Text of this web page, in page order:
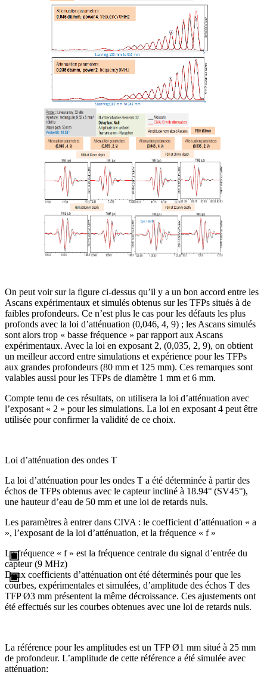
On peut voir sur la figure ci-dessus qu’il y a un bon accord entre les
Ascans expérimentaux et simulés obtenus sur les TFPs situés à de
faibles profondeurs. Ce n’est plus le cas pour les défauts les plus
profonds avec la loi d’atténuation (0,046, 4, 9) ; les Ascans simulés
sont alors trop « basse fréquence » par rapport aux Ascans
expérimentaux. Avec la loi en exposant 2, (0,035, 2, 9), on obtient
un meilleur accord entre simulations et expérience pour les TFPs
aux grandes profondeurs (80 mm et 125 mm). Ces remarques sont
valables aussi pour les TFPs de diamètre 1 mm et 6 mm.
Compte tenu de ces résultats, on utilisera la loi d’atténuation avec
l’exposant « 2 » pour les simulations. La loi en exposant 4 peut être
utilisée pour confirmer la validité de ce choix.
Loi d’atténuation des ondes T
La loi d’atténuation pour les ondes T a été déterminée à partir des
échos de TFPs obtenus avec le capteur incliné à 18.94° (SV45°),
une hauteur d’eau de 50 mm et une loi de retards nuls.
Les paramètres à entrer dans CIVA : le coefficient d’atténuation « a
», l’exposant de la loi d’atténuation, et la fréquence « f »
La fréquence « f » est la fréquence centrale du signal d’entrée du
capteur (9 MHz)
Deux coefficients d’atténuation ont été déterminés pour que les
courbes, expérimentales et simulées, d’amplitude des échos T des
TFP Ø3 mm présentent la même décroissance. Ces ajustements ont
été effectués sur les courbes obtenues avec une loi de retards nuls.
La référence pour les amplitudes est un TFP Ø1 mm situé à 25 mm
de profondeur. L’amplitude de cette référence a été simulée avec
atténuation: